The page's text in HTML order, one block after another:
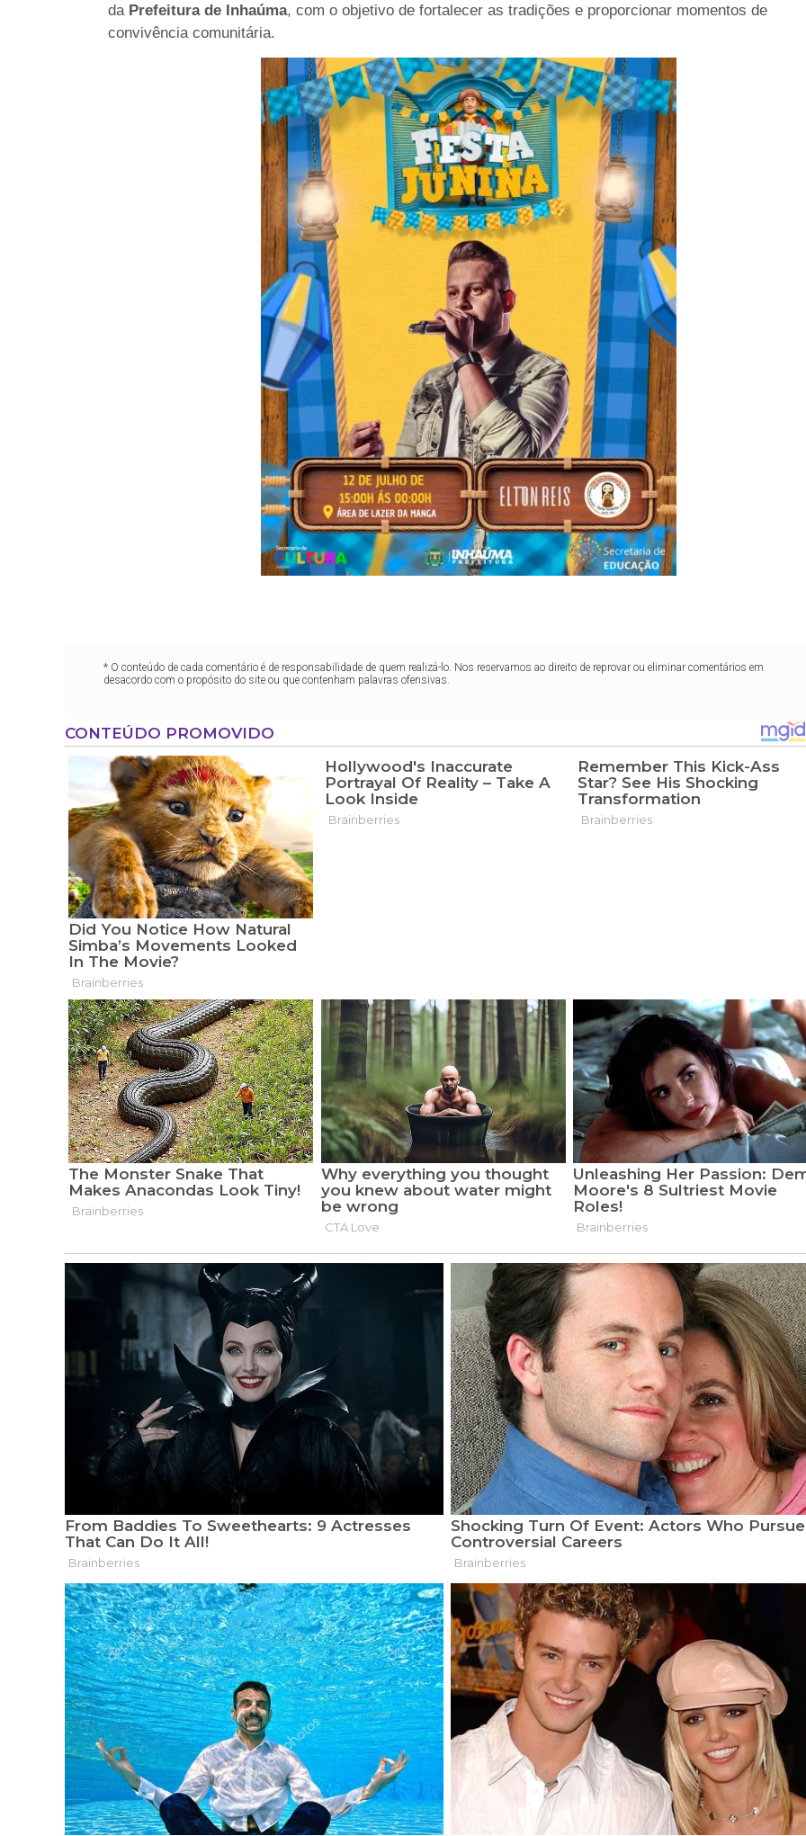
da Prefeitura de Inhaúma, com o objetivo de fortalecer as tradições e proporcionar momentos de
convivência comunitária.
* O conteúdo de cada comentário é de responsabilidade de quem realizá-lo. Nos reservamos ao direito de reprovar ou eliminar comentários em
desacordo com o propósito do site ou que contenham palavras ofensivas.